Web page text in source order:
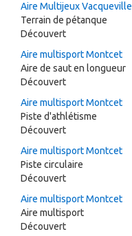
Aire Multijeux Vacqueville
Terrain de pétanque
Découvert
Aire multisport Montcet
Aire de saut en longueur
Découvert
Aire multisport Montcet
Piste d'athlétisme
Découvert
Aire multisport Montcet
Piste circulaire
Découvert
Aire multisport Montcet
Aire multisport
Découvert